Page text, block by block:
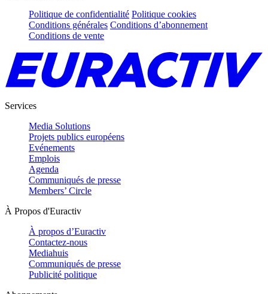
Politique de confidentialité Politique cookies
Conditions générales Conditions d’abonnement
Conditions de vente
Services
Media Solutions
Projets publics européens
Evénements
Emplois
Agenda
Communiqués de presse
Members’ Circle
À Propos d'Euractiv
À propos d’Euractiv
Contactez-nous
Mediahuis
Communiqués de presse
Publicité politique